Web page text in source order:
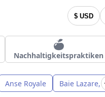
$ USD
Nachhaltigkeitspraktiken
Anse Royale Baie Lazare,